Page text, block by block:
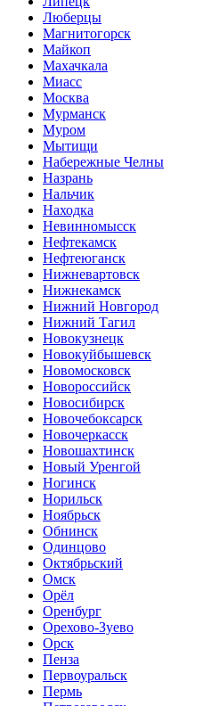
Люберцы
Магнитогорск
Майкоп
Махачкала
Миасс
Москва
Мурманск
Муром
Мытищи
Набережные Челны
Назрань
Нальчик
Находка
Невинномысск
Нефтекамск
Нефтеюганск
Нижневартовск
Нижнекамск
Нижний Новгород
Нижний Тагил
Новокузнецк
Новокуйбышевск
Новомосковск
Новороссийск
Новосибирск
Новочебоксарск
Новочеркасск
Новошахтинск
Новый Уренгой
Ногинск
Норильск
Ноябрьск
Обнинск
Одинцово
Октябрьский
Омск
Орёл
Оренбург
Орехово-Зуево
Орск
Пенза
Первоуральск
Пермь